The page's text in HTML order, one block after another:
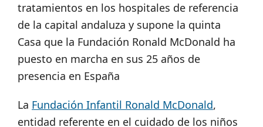
tratamientos en los hospitales de referencia
de la capital andaluza y supone la quinta
Casa que la Fundación Ronald McDonald ha
puesto en marcha en sus 25 años de
presencia en España
La Fundación Infantil Ronald McDonald,
entidad referente en el cuidado de los niños